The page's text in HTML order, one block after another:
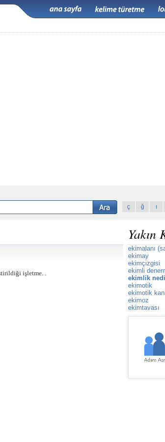
ç
ğ ı
işletme. .
Yakın
ekimalanı
ekimay
ekimçizgisi
ekimli
ekimlik
ekimotik
ekimotik
ekimoz
ekimtavası